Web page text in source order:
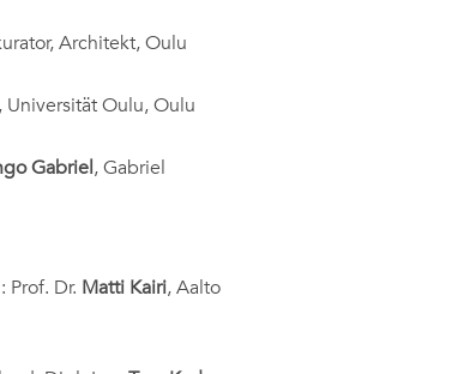
Architekt, Oulu
Universität Oulu, Oulu
Gabriel, Gabriel
Prof. Dr. Matti Kairi, Aalto